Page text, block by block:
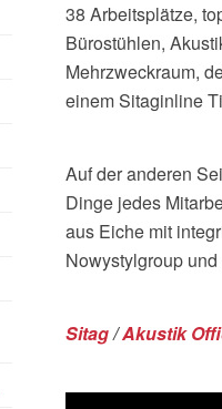
38 Arbeitsplätze,
Bürostühlen,
Mehrzweckraum,
einem Sitaginline
Auf der anderen
Dinge jedes
aus Eiche mit
Nowystylgroup
Sitag/Akustik